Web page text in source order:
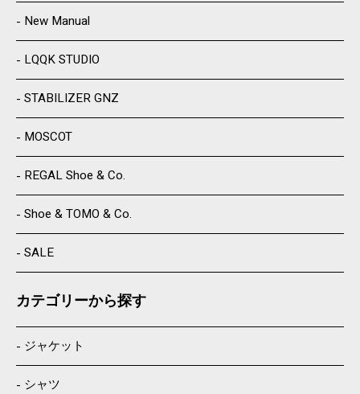
New Manual
LQQK STUDIO
STABILIZER GNZ
MOSCOT
REGAL Shoe & Co.
Shoe & TOMO & Co.
SALE
カテゴリーから探す
ジャケット
シャツ